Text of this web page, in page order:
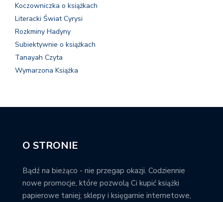
Koczowniczka o książkach
Literacki Świat Cyrysi
Rozkminy Hadyny
Subiektywnie o książkach
Tanayah Czyta
Wymarzona Książka
O STRONIE
Bądź na bieżąco - nie przegap okazji. Codziennie
nowe promocje, które pozwolą Ci kupić książki
papierowe taniej; sklepy i księgarnie internetowe,